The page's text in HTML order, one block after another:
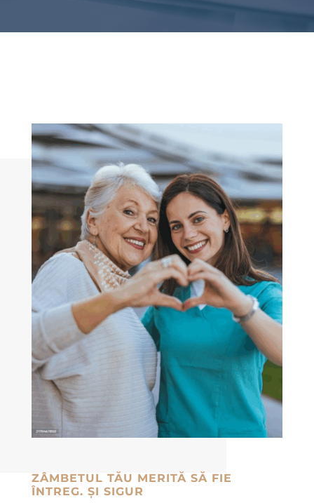
ZÂMBETUL TĂU MERITĂ SĂ FIE
ÎNTREG. ȘI SIGUR